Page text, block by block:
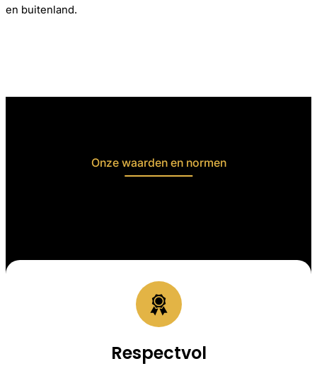
en buitenland.
Onze waarden en normen
Respectvol